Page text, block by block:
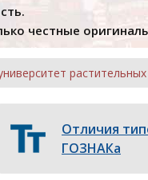
честные
Отличия
ГОЗНАКа